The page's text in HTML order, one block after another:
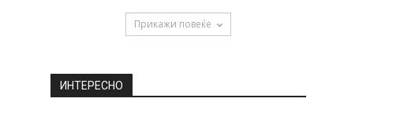
Прикажи повеќе
ИНТЕРЕСНО